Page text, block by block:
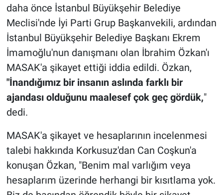
daha önce İstanbul Büyükşehir Belediye
Meclisi'nde İyi Parti Grup Başkanvekili, ardından
İstanbul Büyükşehir Belediye Başkanı Ekrem
İmamoğlu'nun danışmanı olan İbrahim Özkan'ı
MASAK'a şikayet ettiği iddia edildi. Özkan,
"İnandığımız bir insanın aslında farklı bir
ajandası olduğunu maalesef çok geç gördük,"
dedi.
MASAK'a şikayet ve hesaplarının incelenmesi
talebi hakkında Korkusuz'dan Can Coşkun'a
konuşan Özkan, "Benim mal varlığım veya
hesaplarım üzerinde herhangi bir kısıtlama yok.
Günün görüntüsü
Haber
İlan
Kimdir
Kültür Sanat
Ne demişti
Nedir